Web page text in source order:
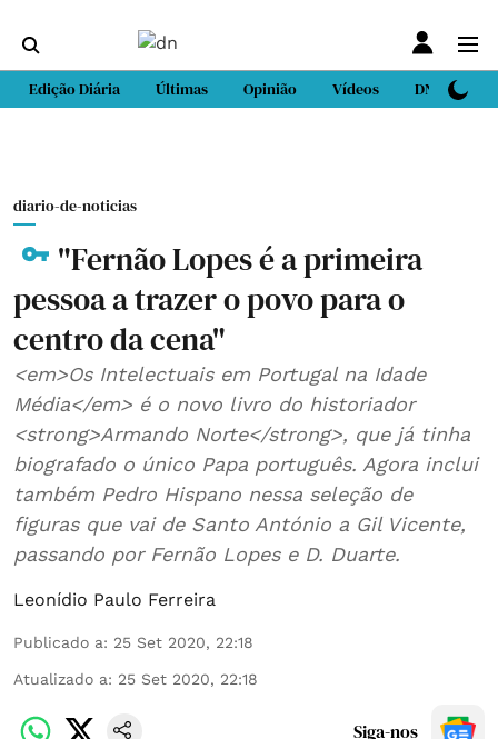
Edição Diária Últimas Opinião Vídeos DN Sport
diario-de-noticias
"Fernão Lopes é a primeira
pessoa a trazer o povo para o
centro da cena"
<em>Os Intelectuais em Portugal na Idade
Média</em> é o novo livro do historiador
<strong>Armando Norte</strong>, que já tinha
biografado o único Papa português. Agora inclui
também Pedro Hispano nessa seleção de
figuras que vai de Santo António a Gil Vicente,
passando por Fernão Lopes e D. Duarte.
Leonídio Paulo Ferreira
Publicado a: 25 Set 2020, 22:18
Atualizado a: 25 Set 2020, 22:18
Siga-nos